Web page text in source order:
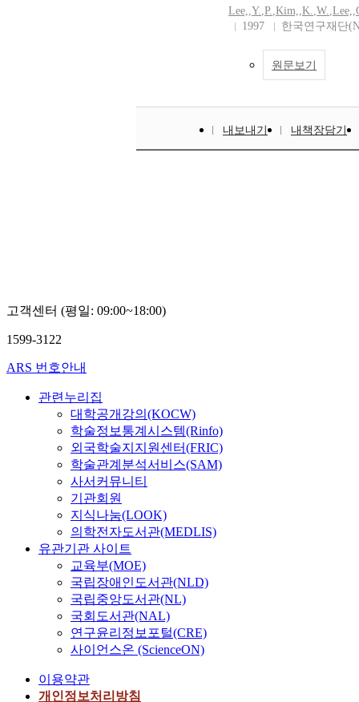
Lee,,Y.,P.,Kim,,K.,W.,Lee,,
1997
한국연구재단
원문보기
내보내기 내책장담기
고객센터 (평일: 09:00~18:00)
1599-3122
ARS 번호안내
관련누리집
대학공개강의(KOCW)
학술정보통계시스템(Rinfo)
외국학술지지원센터(FRIC)
학술관계분석서비스(SAM)
사서커뮤니티
기관회원
지식나눔(LOOK)
의학전자도서관(MEDLIS)
유관기관 사이트
교육부(MOE)
국립장애인도서관(NLD)
국립중앙도서관(NL)
국회도서관(NAL)
연구윤리정보포털(CRE)
사이언스온 (ScienceON)
이용약관
개인정보처리방침